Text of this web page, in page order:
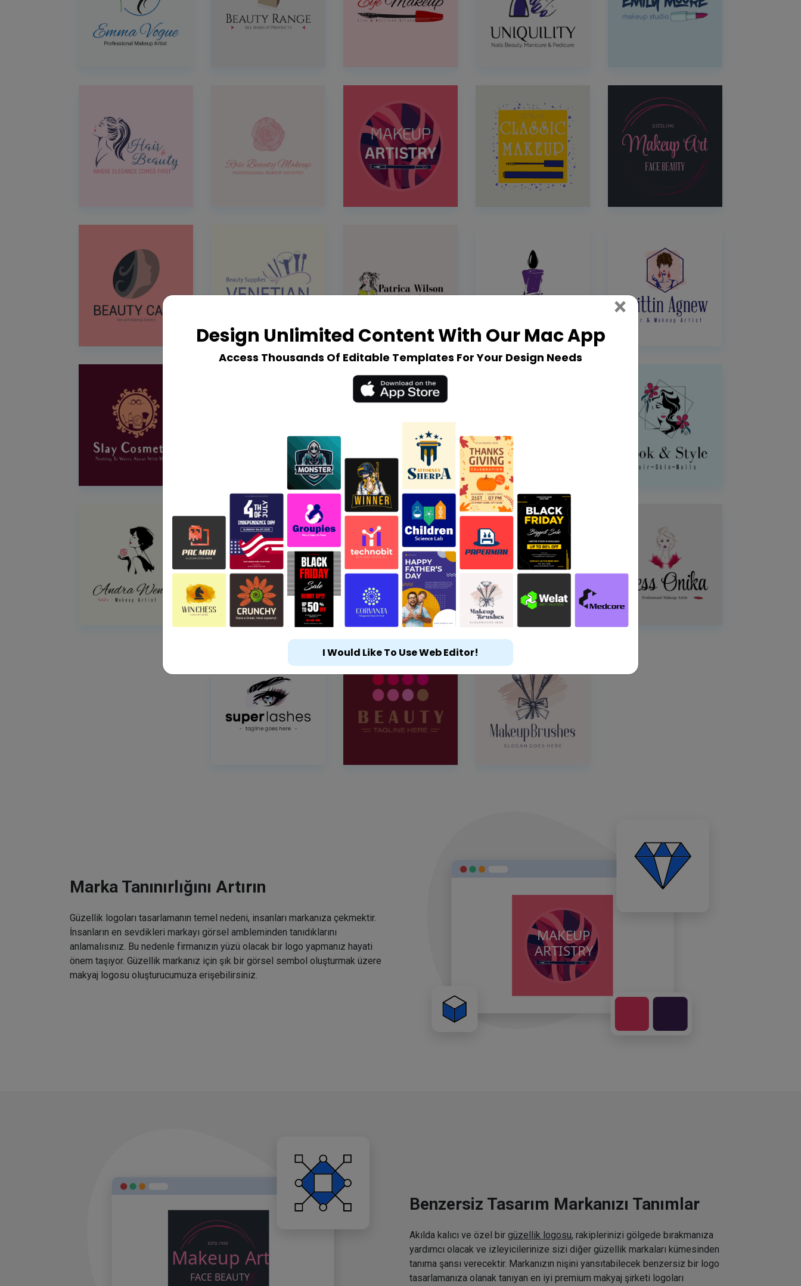
Marka Tanınırlığını Artırın
Güzellik logoları tasarlamanın temel nedeni, insanları markanıza çekmektir.
İnsanların en sevdikleri markayı görsel ambleminden tanıdıklarını
anlamalısınız. Bu nedenle firmanızın yüzü olacak bir logo yapmanız hayati
önem taşıyor. Güzellik markanız için şık bir görsel sembol oluşturmak üzere
makyaj logosu oluşturucumuza erişebilirsiniz.
Benzersiz Tasarım Markanızı Tanımlar
Akılda kalıcı ve özel bir güzellik logosu, rakiplerinizi gölgede bırakmanıza
yardımcı olacak ve izleyicilerinize sizi diğer güzellik markaları kümesinden
tanıma şansı verecektir. Markanızın nişini yansıtabilecek benzersiz bir logo
tasarlamanıza olanak tanıyan en iyi premium makyaj şirketi logoları
Design Unlimited Content With Our Mac App
Access Thousands Of Editable Templates For Your Design Needs
× Close
I Would Like To Use Web Editor!